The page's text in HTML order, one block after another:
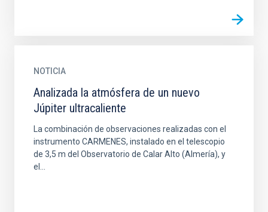
NOTICIA
Analizada la atmósfera de un nuevo
Júpiter ultracaliente
La combinación de observaciones realizadas con el
instrumento CARMENES, instalado en el telescopio
de 3,5 m del Observatorio de Calar Alto (Almería), y
el...